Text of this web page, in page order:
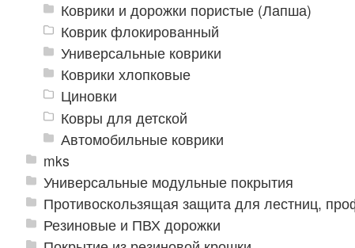
Коврики и дорожки пористые (Лапша)
Коврик флокированный
Универсальные коврики
Коврики хлопковые
Циновки
Ковры для детской
Автомобильные коврики
mks
Универсальные модульные покрытия
Противоскользящая защита для лестниц,
Резиновые и ПВХ дорожки